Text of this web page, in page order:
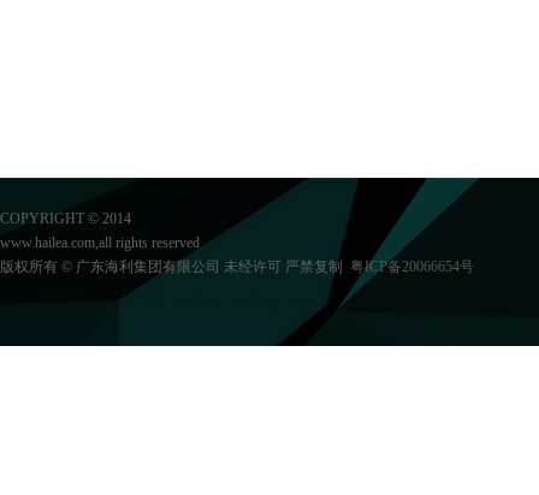
COPYRIGHT © 2014
www.hailea.com,all rights reserved
版权所有 © 广东海利集团有限公司 未经许可 严禁复制 粤ICP备20066654号